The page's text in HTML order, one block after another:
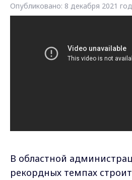
Опубликовано: 8 декабря 2021
В областной
рекордных темпах